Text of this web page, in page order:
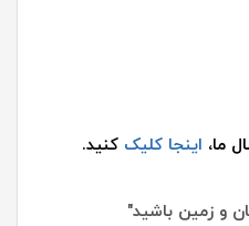
ما، اینجا کلیک کنید.
و زمین باشید"